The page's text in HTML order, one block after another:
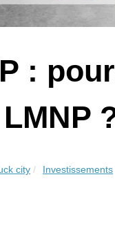
:
city Investissements